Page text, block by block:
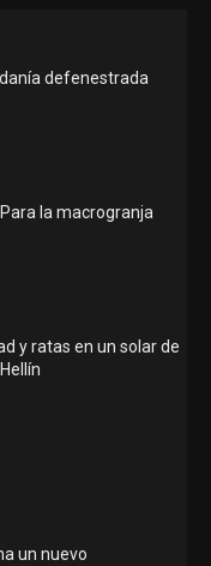
defenestrada
la macrogranja
y ratas en un solar de
un nuevo